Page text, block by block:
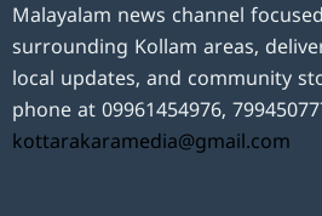
Malayalam news channel
surrounding Kollam areas,
local updates, and community
phone at 09961454976,
kottarakaramedia@gmail.com